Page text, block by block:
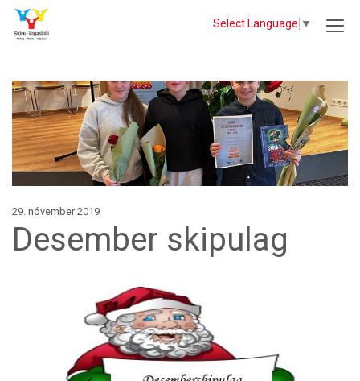
Select Language ▼
29. nóvember 2019
Desember skipulag